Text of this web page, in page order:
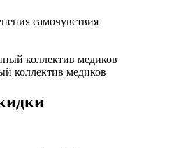
самочувствия
коллектив медиков